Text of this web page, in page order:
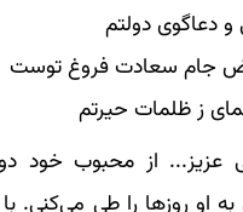
دعاگوی دولتم
جام سعادت فروغ توست
ز ظلمات حیرتم
عزیز... از محبوب خود
به او روزها را طی